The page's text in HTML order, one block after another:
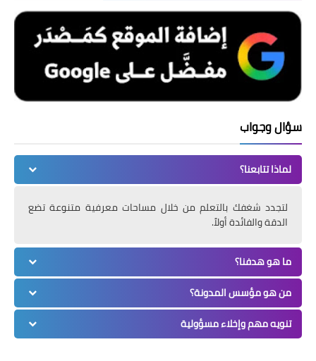
سؤال وجواب
لماذا تتابعنا؟
لتجدد شغفك بالتعلم من خلال مساحات معرفية متنوعة تضع
الدقة والفائدة أولاً.
ما هو هدفنا؟
من هو مؤسس المدونة؟
تنويه مهم وإخلاء مسؤولية